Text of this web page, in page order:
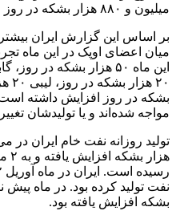
میلیون و ۸۸۰ هزار بشکه در روز اعلام شده بود.
بر اساس این گزارش ایران
میان اعضای اوپک در این ماه
بشکه در روز افزایش داشته
مواجه شده‌اند و یا تولیدشان
بشکه افزایش یافته بود.